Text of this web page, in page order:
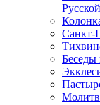
Санкт-
Беседы